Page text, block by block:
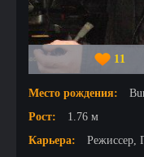
11
Место рождения:
Рост:
1.76 м
Карьера:
Режиссер,